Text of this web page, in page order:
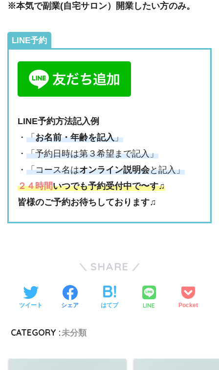
※本気で副業(自宅サロン）開業したい方のみ。
LINE予約
LINE予約方法記入例
・「お名前・年齢を記入」
・「予約日時は第３希望まで記入」
・「コース名はオンライン説明会と記入」
２４時間いつでも予約受付中で〜す♫
皆様のご予約お待ちしております♫
SHARE
ツイート シェア はてブ LINE Pocket
CATEGORY :未分類